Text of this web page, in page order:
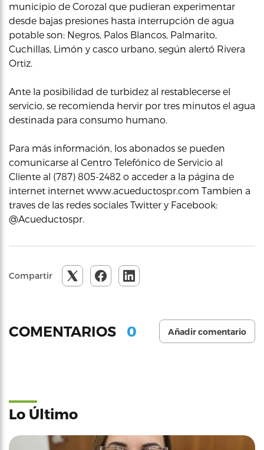
municipio de Corozal que pudieran experimentar
desde bajas presiones hasta interrupción de agua
potable son: Negros, Palos Blancos, Palmarito,
Cuchillas, Limón y casco urbano, según alertó Rivera
Ortiz.
Ante la posibilidad de turbidez al restablecerse el
servicio, se recomienda hervir por tres minutos el agua
destinada para consumo humano.
Para más información, los abonados se pueden
comunicarse al Centro Telefónico de Servicio al
Cliente al (787) 805-2482 o acceder a la página de
internet internet www.acueductospr.com Tambien a
traves de las redes sociales Twitter y Facebook:
@Acueductospr.
Compartir
COMENTARIOS 0 Añadir comentario
Lo Último